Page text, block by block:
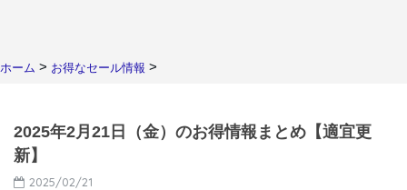
ホーム > お得なセール情報 >
2025年2月21日（金）のお得情報まとめ【適宜更
新】
2025/02/21